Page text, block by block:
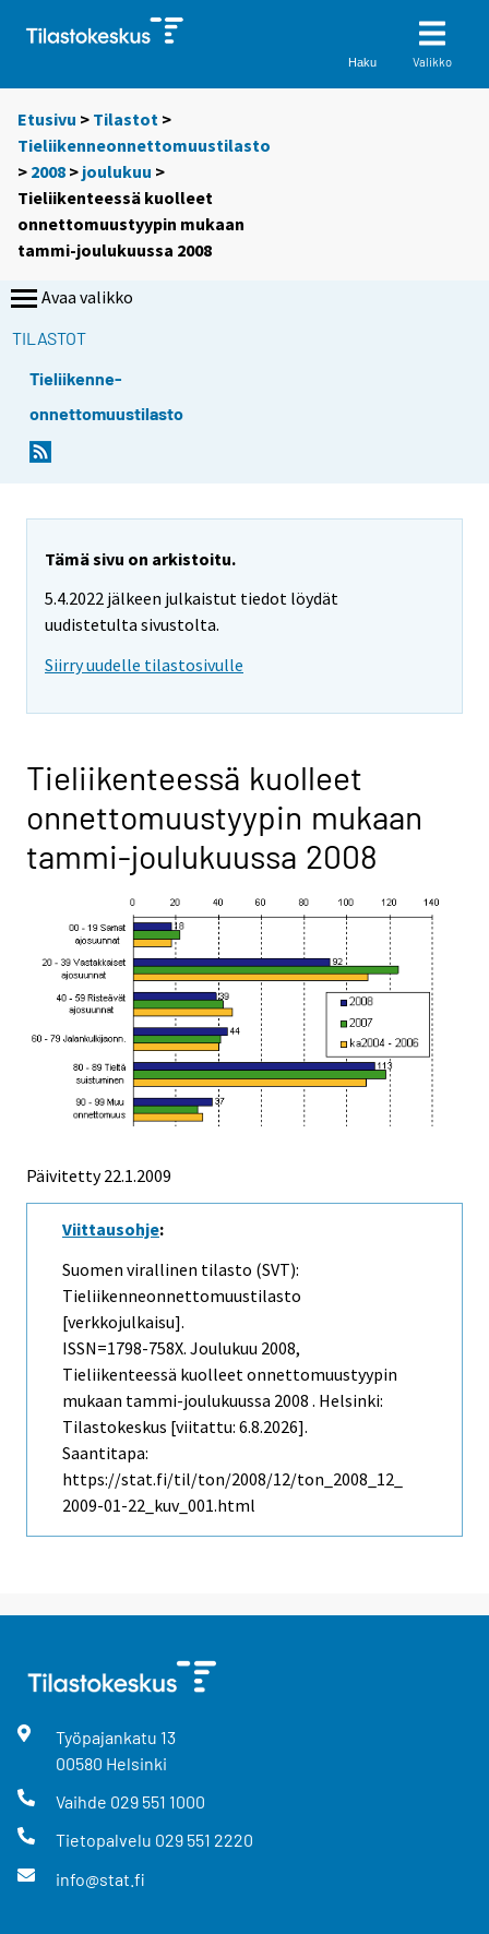
Haku Valikko
Etusivu > Tilastot >
Tieliikenneonnettomuustilasto
> 2008 > joulukuu >
Tieliikenteessä kuolleet
onnettomuustyypin mukaan
tammi-joulukuussa 2008
Avaa valikko
TILASTOT
Tieliikenne-
onnettomuustilasto
Tämä sivu on arkistoitu.
5.4.2022 jälkeen julkaistut tiedot löydät
uudistetulta sivustolta.
Siirry uudelle tilastosivulle
Tieliikenteessä kuolleet
onnettomuustyypin mukaan
tammi-joulukuussa 2008
Päivitetty22.1.2009
Viittausohje:
Suomen virallinen tilasto (SVT):
Tieliikenneonnettomuustilasto
[verkkojulkaisu].
ISSN=1798-758X. Joulukuu 2008,
Tieliikenteessä kuolleet onnettomuustyypin
mukaan tammi-joulukuussa 2008 . Helsinki:
Tilastokeskus [viitattu: 6.8.2026].
Saantitapa:
https://stat.fi/til/ton/2008/12/ton_2008_12_
2009-01-22_kuv_001.html
Työpajankatu 13
00580 Helsinki
Vaihde 029 551 1000
Tietopalvelu 029 551 2220
info@stat.fi